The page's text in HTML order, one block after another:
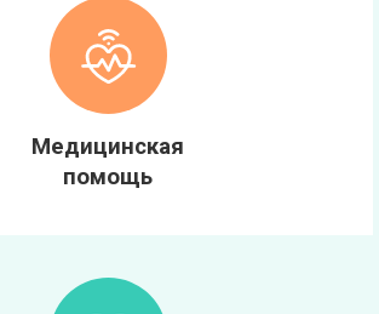
Медицинская
помощь